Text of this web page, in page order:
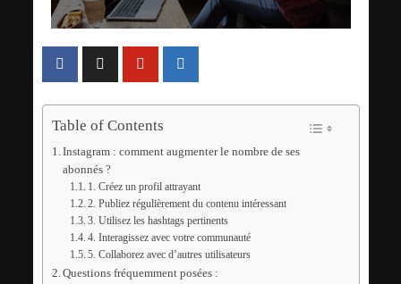
Table of Contents
Instagram : comment augmenter le nombre de ses
abonnés ?
1. Créez un profil attrayant
2. Publiez régulièrement du contenu intéressant
3. Utilisez les hashtags pertinents
4. Interagissez avec votre communauté
5. Collaborez avec d’autres utilisateurs
Questions fréquemment posées :